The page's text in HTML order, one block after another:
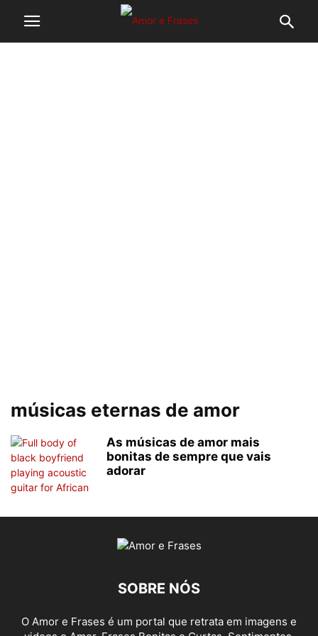
músicas eternas de amor
As músicas de amor mais
bonitas de sempre que vais
adorar
SOBRE NÓS
O Amor e Frases é um portal que retrata em imagens e